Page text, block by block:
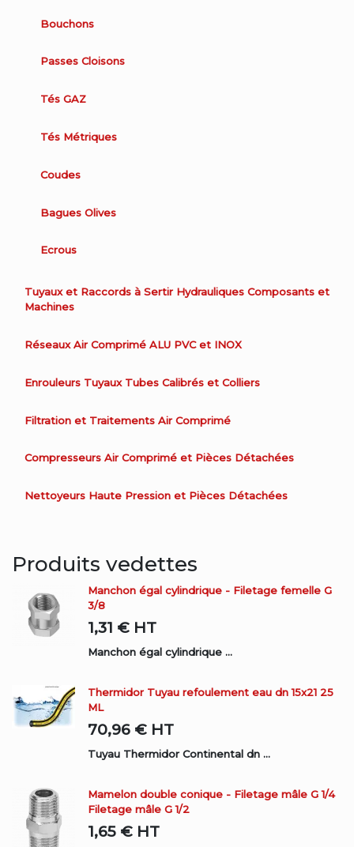
Bouchons
Passes Cloisons
Tés GAZ
Tés Métriques
Coudes
Bagues Olives
Ecrous
Tuyaux et Raccords à Sertir Hydrauliques Composants et
Machines
Réseaux Air Comprimé ALU PVC et INOX
Enrouleurs Tuyaux Tubes Calibrés et Colliers
Filtration et Traitements Air Comprimé
Compresseurs Air Comprimé et Pièces Détachées
Nettoyeurs Haute Pression et Pièces Détachées
Produits vedettes
Manchon égal cylindrique - Filetage femelle G
3/8
1,31 € HT
Manchon égal cylindrique ...
Thermidor Tuyau refoulement eau dn 15x21 25
ML
70,96 € HT
Tuyau Thermidor Continental dn ...
Mamelon double conique - Filetage mâle G 1/4
Filetage mâle G 1/2
1,65 € HT